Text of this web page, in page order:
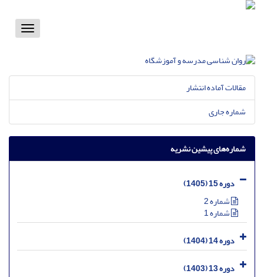
Toggle
مقالات آماده انتشار
شماره جاری
شماره‌های پیشین نشریه
دوره 15 (1405)
شماره 2
شماره 1
دوره 14 (1404)
دوره 13 (1403)